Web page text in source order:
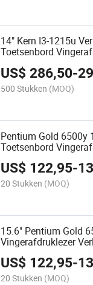
14" Kern I3-1215u
Toetsenbord
Sleuf Dun 16.9mm
Laptop
US$286,50-
500 Stukken (MOQ)
Pentium Gold 6500y
Toetsenbord
Upgrade
US$ 122,95-
20 Stukken (MOQ)
15.6" Pentium Gold
Vingerafdruklezer
Verwijderbare Cover
US$ 122,95-
20 Stukken (MOQ)